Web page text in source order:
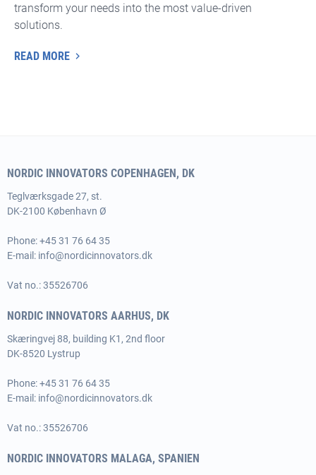
transform your needs into the most value-driven
solutions.
READ MORE
NORDIC INNOVATORS COPENHAGEN, DK
Teglværksgade 27, st.
DK-2100 København Ø
Phone:+45 31 76 64 35
E-mail: info@nordicinnovators.dk
Vat no.: 35526706
NORDIC INNOVATORS AARHUS, DK
Skæringvej 88, building K1, 2nd floor
DK-8520 Lystrup
Phone:+45 31 76 64 35
E-mail: info@nordicinnovators.dk
Vat no.: 35526706
NORDIC INNOVATORS MALAGA, SPANIEN